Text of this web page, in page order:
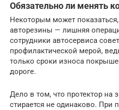
Обязательно ли менять
Некоторым может
авторезины — лишняя
сотрудники автосервиса
профилактической мерой,
только сроки износа
дороге.
Дело в том, что протектор на
стирается не одинаково. При